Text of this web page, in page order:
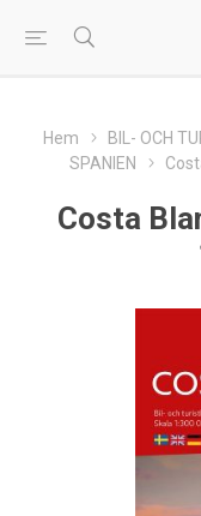
Hem BIL- OCH
SPANIEN
Costa